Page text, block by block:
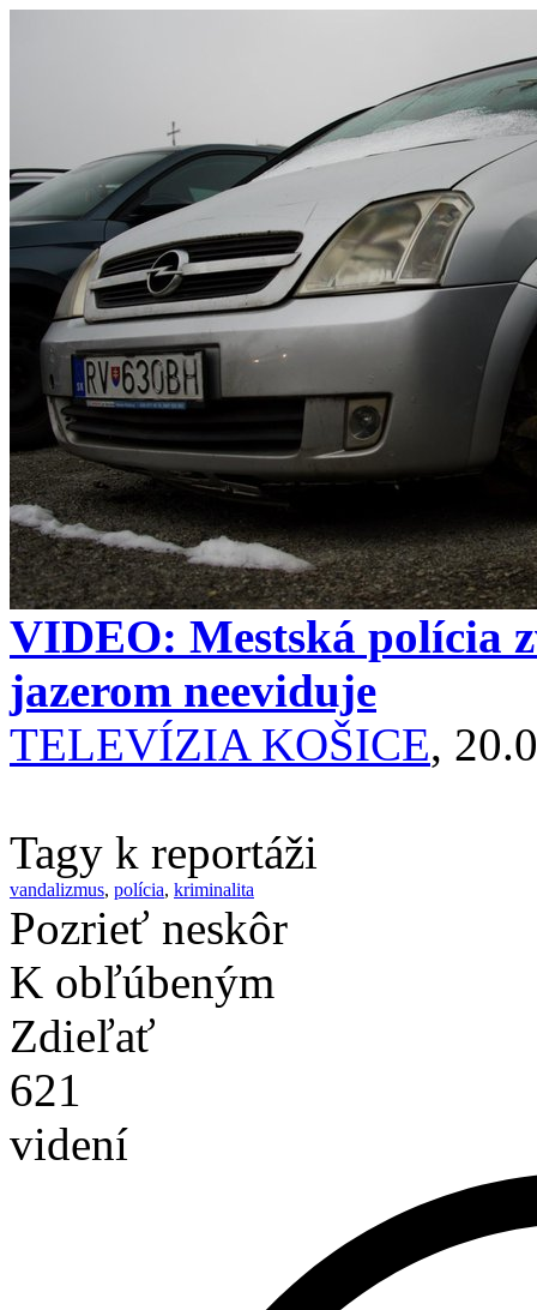
VIDEO: Mestská polícia
jazerom neeviduje
TELEVÍZIA KOŠICE,
Tagy k reportáži
vandalizmus, polícia, kriminalita
Pozrieť neskôr
K obľúbeným
Zdieľať
621
videní